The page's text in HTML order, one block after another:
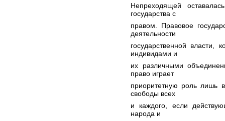
Непреходящей
государства с
правом. Правовое
деятельности
государственной власти,
индивидами и
их различными
право играет
приоритетную роль лишь
свободы всех
и каждого, если
народа и